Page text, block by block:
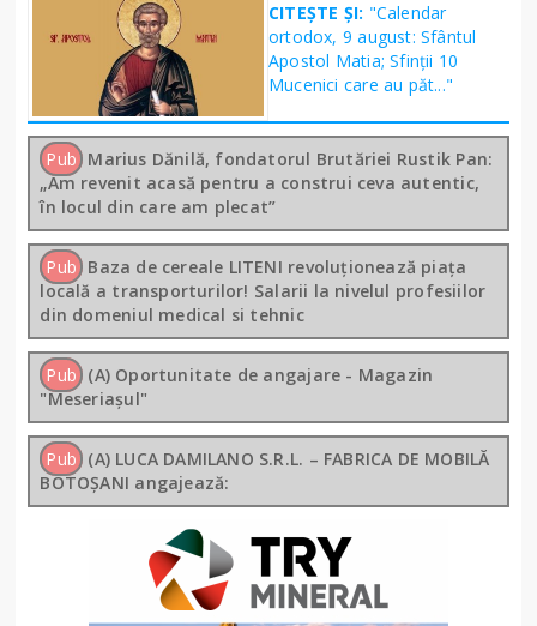
CITEȘTE ȘI: "Calendar
ortodox, 9 august: Sfântul
Apostol Matia; Sfinţii 10
Mucenici care au păt..."
Pub Marius Dănilă, fondatorul Brutăriei Rustik Pan:
„Am revenit acasă pentru a construi ceva autentic,
în locul din care am plecat”
Pub Baza de cereale LITENI revoluționează piața
locală a transporturilor! Salarii la nivelul profesiilor
din domeniul medical si tehnic
Pub (A) Oportunitate de angajare - Magazin
"Meseriașul"
Pub (A) LUCA DAMILANO S.R.L. – FABRICA DE MOBILĂ
BOTOȘANI angajează: